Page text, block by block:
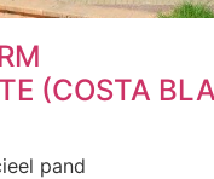
(COSTA
pand